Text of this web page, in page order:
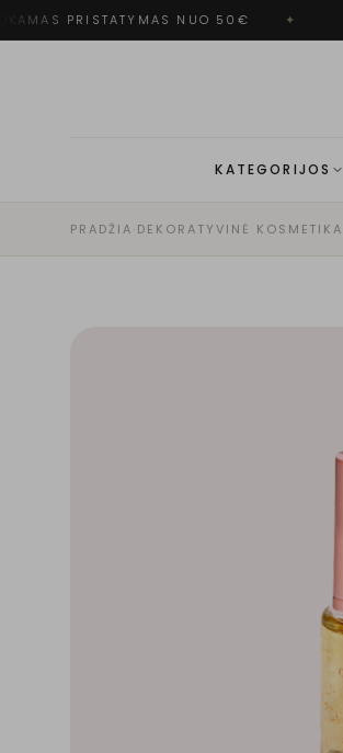
PRISTATYMAS NUO 50€
KATEGORIJOS
PRADŽIA·DEKORATYVINĖ KOSMETIKA